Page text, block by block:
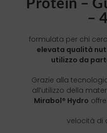
–
formulata per chi
elevata qualità
utilizzo da
Grazie alla
all’utilizzo della
Mirabol® Hydro
velocità di